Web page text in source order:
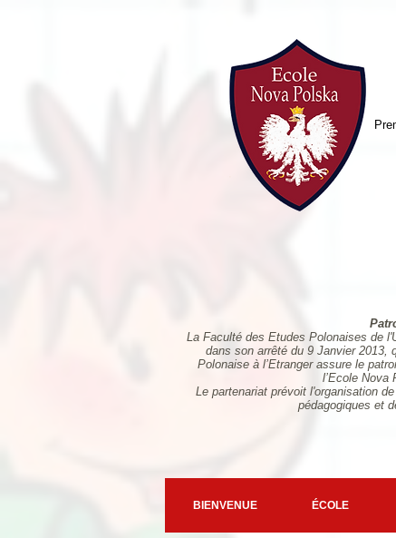
La Faculté des Etudes Polonaises de
dans son arrêté du 9 Janvier 2013,
Polonaise à l’Etranger assure le
l’Ecole Nova
Le partenariat prévoit l'organisation
pédagogiques et
BIENVENUE ÉCOLE